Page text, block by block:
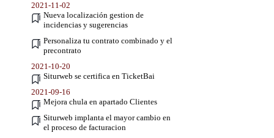
2021-11-02
Nueva localización gestion de
incidencias y sugerencias
Personaliza tu contrato combinado y el
precontrato
2021-10-20
Siturweb se certifica en TicketBai
2021-09-16
Mejora chula en apartado Clientes
Siturweb implanta el mayor cambio en
el proceso de facturacion